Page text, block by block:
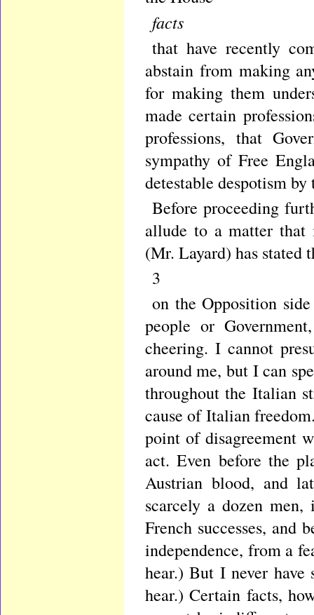
facts
that have recently
abstain from making
for making them
made certain
professions, that
sympathy of Free
detestable despotism
Before proceeding
allude to a matter that
(Mr. Layard) has stated
3
on the Opposition
people or
cheering. I cannot
around me, but I can
throughout the Italian
cause of Italian
point of disagreement
act. Even before the
Austrian blood, and
scarcely a dozen
French successes, and
independence, from a
hear.) But I never have
hear.) Certain facts,